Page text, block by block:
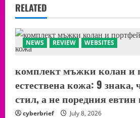
RELATED
NEWS REVIEW WEBSITES
комплект мъжки колан и
естествена кожа: 9 знака,
стил, а не поредния евтин
cyberbrief July 8, 2026